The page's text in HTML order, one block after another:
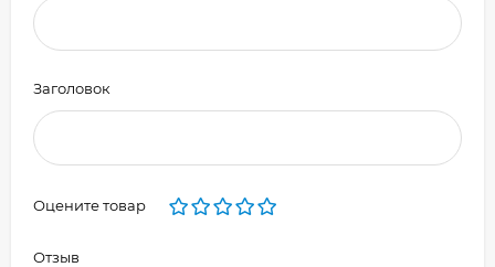
Заголовок
Оцените товар
Отзыв